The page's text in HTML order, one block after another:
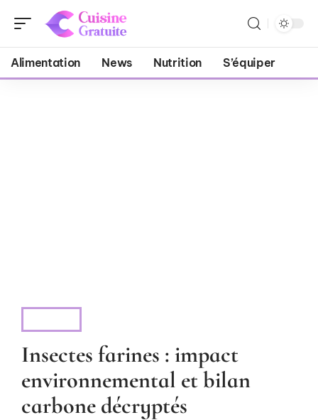
Alimentation News Nutrition S’équiper
Insectes farines : impact
environnemental et bilan
carbone décryptés